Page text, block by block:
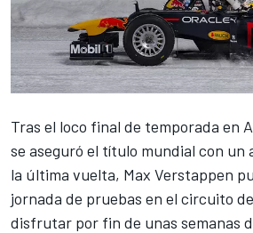
Tras el loco final de temporada en
se aseguró el título mundial con un
la última vuelta, Max Verstappen
jornada de pruebas en el circuito
disfrutar por fin de unas semanas